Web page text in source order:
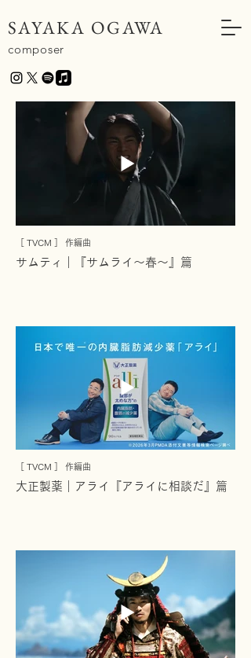
SAYAKA OGAWA
composer
［ TVCM ］ 作編曲
サムティ｜『サムライ～春～』篇
［ TVCM ］ 作編曲
大正製薬｜アライ『アライに相談だ』篇